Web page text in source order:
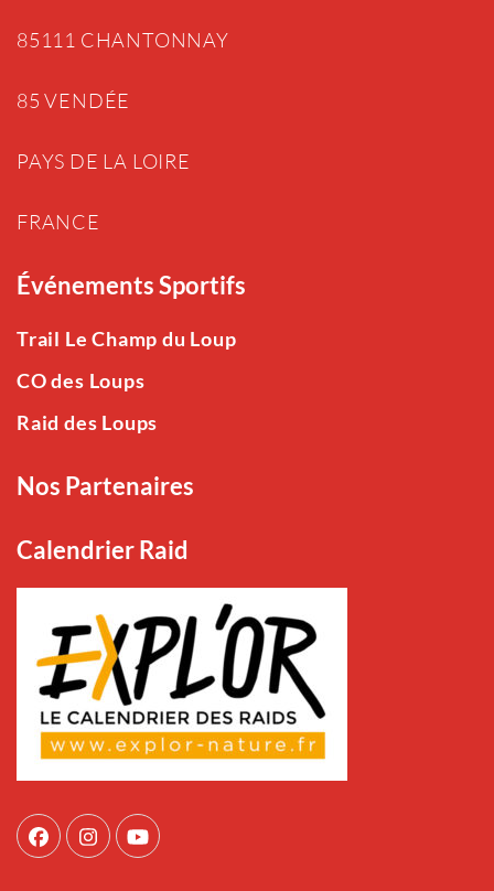
85111 CHANTONNAY
85 VENDÉE
PAYS DE LA LOIRE
FRANCE
Événements Sportifs
Trail Le Champ du Loup
CO des Loups
Raid des Loups
Nos Partenaires
Calendrier Raid